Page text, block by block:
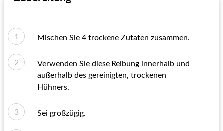
Mischen Sie 4 trockene Zutaten zusammen.
Verwenden Sie diese Reibung innerhalb und
außerhalb des gereinigten, trockenen
Hühners.
Sei großzügig.